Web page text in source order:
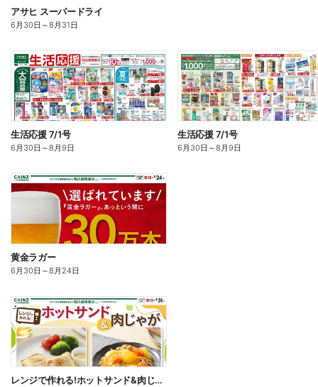
アサヒ スーパードライ
6月30日 ～8月31日
生活応援 7/1号
6月30日 ～8月9日
生活応援 7/1号
6月30日 ～8月9日
黄金ラガー
6月30日 ～8月24日
レンジで作れる!ホットサンド&肉じゃが